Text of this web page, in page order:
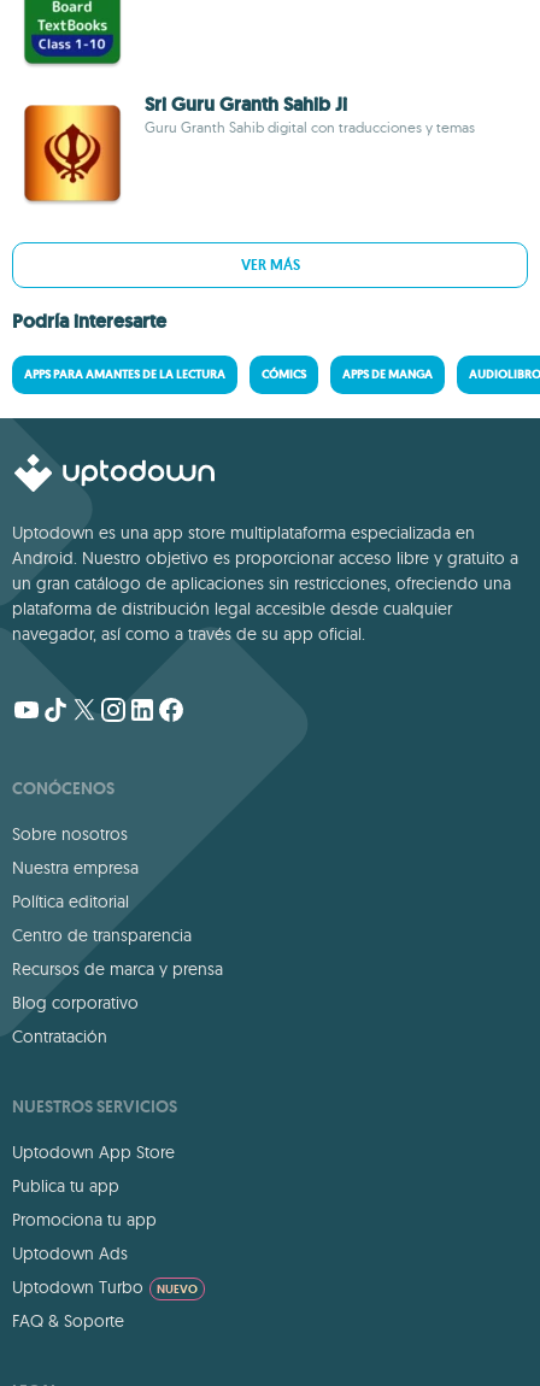
Sri Guru Granth Sahib Ji
Guru Granth Sahib digital con traducciones y temas
VER MÁS
Podría interesarte
APPS PARA AMANTES DE LA LECTURA CÓMICS APPS DE MANGA
Uptodown es una app store multiplataforma especializada en
Android. Nuestro objetivo es proporcionar acceso libre y gratuito a
un gran catálogo de aplicaciones sin restricciones, ofreciendo una
plataforma de distribución legal accesible desde cualquier
navegador, así como a través de su app oficial.
CONÓCENOS
Sobre nosotros
Nuestra empresa
Política editorial
Centro de transparencia
Recursos de marca y prensa
Blog corporativo
Contratación
NUESTROS SERVICIOS
Uptodown App Store
Publica tu app
Promociona tu app
Uptodown Ads
Uptodown Turbo
NUEVO
FAQ & Soporte